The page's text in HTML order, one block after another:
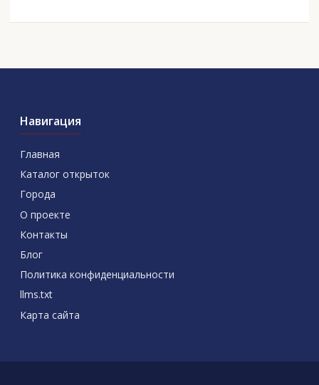
Навигация
Главная
Каталог открыток
Города
О проекте
Контакты
Блог
Политика конфиденциальности
llms.txt
Карта сайта